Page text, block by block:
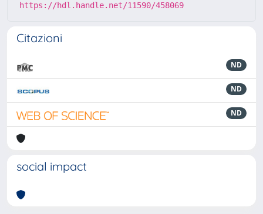
https://hdl.handle.net/11590/458069
Citazioni
ND
ND
ND
social impact